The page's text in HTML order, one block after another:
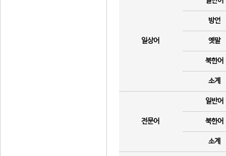
일상어
방언
옛말
북한어
소계
전문어
일반어
북한어
소계